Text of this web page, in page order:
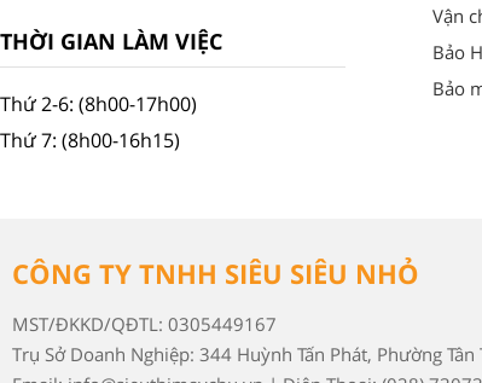
THỜI GIAN LÀM VIỆC
Thứ 2-6: (8h00-17h00)
Thứ 7: (8h00-16h15)
Vận
Bảo
Bảo
CÔNG TY TNHH SIÊU SIÊU NHỎ
MST/ĐKKD/QĐTL: 0305449167
Trụ Sở Doanh Nghiệp: 344 Huỳnh Tấn Phát, Phường